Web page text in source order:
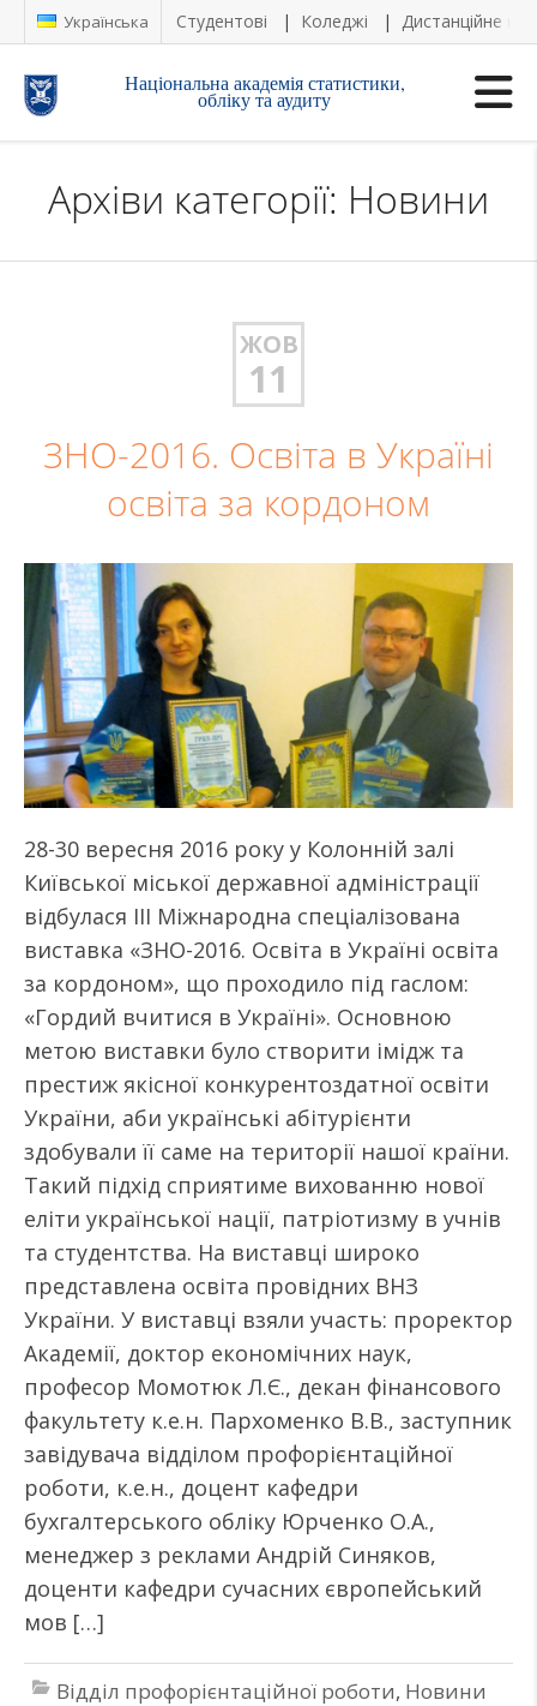
Українська Студентові Коледжі Дистанційне
Національна академія статистики,
обліку та аудиту
Архіви категорії: Новини
ЖОВ
11
ЗНО-2016. Освіта в Україні
освіта за кордоном
28-30 вересня 2016 року у Колонній залі
Київської міської державної адміністрації
відбулася III Міжнародна спеціалізована
виставка «ЗНО-2016. Освіта в Україні освіта
за кордоном», що проходило під гаслом:
«Гордий вчитися в Україні». Основною
метою виставки було створити імідж та
престиж якісної конкурентоздатної освіти
України, аби українські абітурієнти
здобували її саме на території нашої країни.
Такий підхід сприятиме вихованню нової
еліти української нації, патріотизму в учнів
та студентства. На виставці широко
представлена освіта провідних ВНЗ
України. У виставці взяли участь: проректор
Академії, доктор економічних наук,
професор Момотюк Л.Є., декан фінансового
факультету к.е.н. Пархоменко В.В., заступник
завідувача відділом профорієнтаційної
роботи, к.е.н., доцент кафедри
бухгалтерського обліку Юрченко О.А.,
менеджер з реклами Андрій Синяков,
доценти кафедри сучасних європейський
мов […]
Відділ профорієнтаційної роботи, Новини